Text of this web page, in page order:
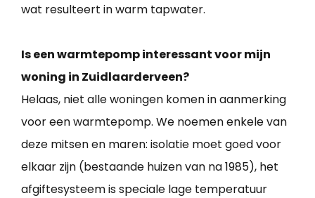
wat resulteert in warm tapwater.
Is een warmtepomp interessant voor mijn
woning in Zuidlaarderveen?
Helaas, niet alle woningen komen in aanmerking
voor een warmtepomp. We noemen enkele van
deze mitsen en maren: isolatie moet goed voor
elkaar zijn (bestaande huizen van na 1985), het
afgiftesysteem is speciale lage temperatuur